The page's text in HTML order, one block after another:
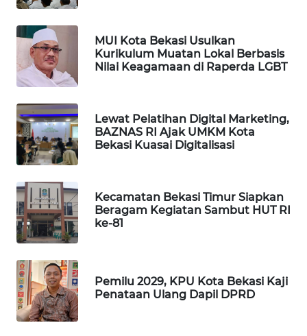
MUI Kota Bekasi Usulkan
Kurikulum Muatan Lokal Berbasis
Nilai Keagamaan di Raperda LGBT
Lewat Pelatihan Digital Marketing,
BAZNAS RI Ajak UMKM Kota
Bekasi Kuasai Digitalisasi
Kecamatan Bekasi Timur Siapkan
Beragam Kegiatan Sambut HUT RI
ke-81
Pemilu 2029, KPU Kota Bekasi Kaji
Penataan Ulang Dapil DPRD
MKLI
LPKKI
LKKI
KOPEKLIN
PORTAL
KONSUMEN
FORWAMKI
ALPERKLINAS
FORJASIDA
TAMBANG